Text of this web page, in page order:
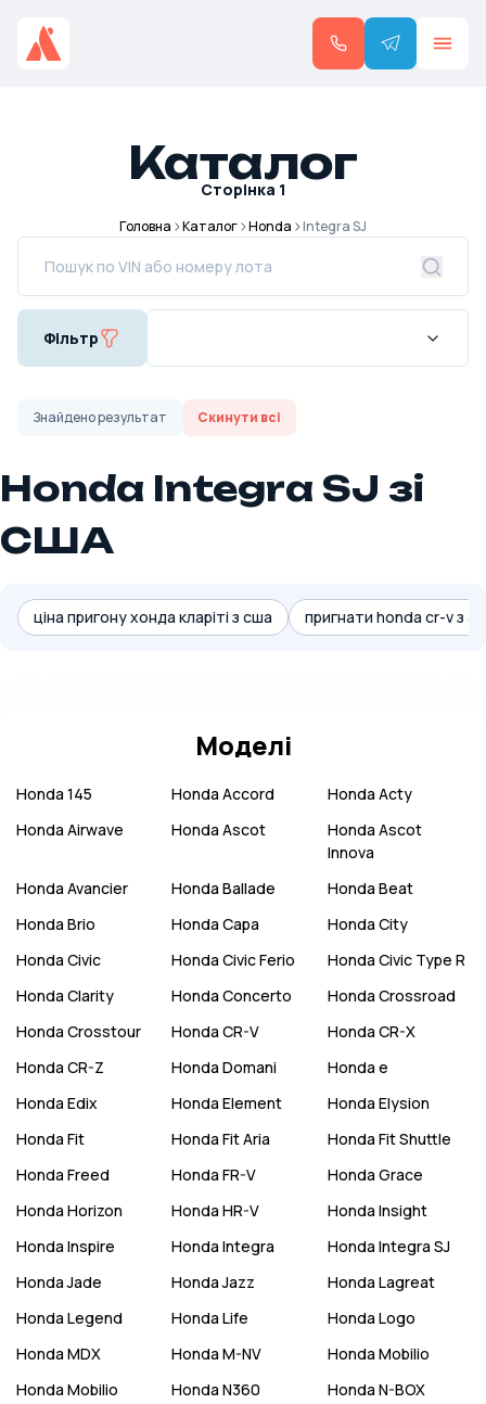
Каталог
Сторінка 1
Головна Каталог Honda Integra SJ
Фільтр
Знайденорезультат Скинути всі
Honda Integra SJ зі
США
ціна пригону хонда кларіті з сша пригнати honda cr-v з
Моделі
Honda 145 Honda Accord Honda Acty
Honda Airwave Honda Ascot Honda Ascot
Innova
Honda Avancier Honda Ballade Honda Beat
Honda Brio Honda Capa Honda City
Honda Civic Honda Civic Ferio Honda Civic Type R
Honda Clarity Honda Concerto Honda Crossroad
Honda Crosstour Honda CR-V Honda CR-X
Honda CR-Z Honda Domani Honda e
Honda Edix Honda Element Honda Elysion
Honda Fit Honda Fit Aria Honda Fit Shuttle
Honda Freed Honda FR-V Honda Grace
Honda Horizon Honda HR-V Honda Insight
Honda Inspire Honda Integra Honda Integra SJ
Honda Jade Honda Jazz Honda Lagreat
Honda Legend Honda Life Honda Logo
Honda MDX Honda M-NV Honda Mobilio
Honda Mobilio
Honda N360 Honda N-BOX